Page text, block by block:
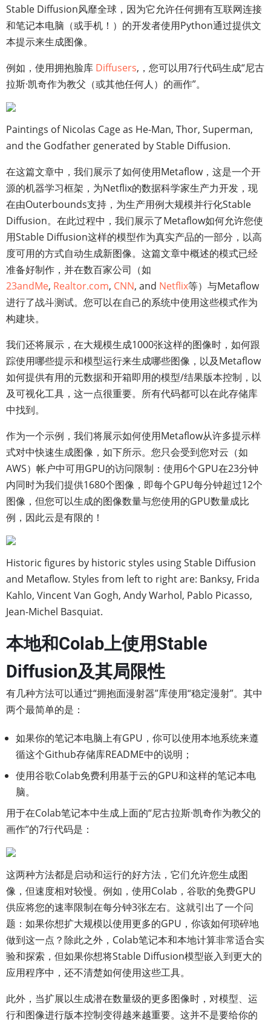
Stable Diffusion风靡全球，因为它允许任何拥有互联网连接
和笔记本电脑（或手机！）的开发者使用Python通过提供文
本提示来生成图像。
例如，使用拥抱脸库 Diffusers,，您可以用7行代码生成“尼古
拉斯·凯奇作为教父（或其他任何人）的画作”。
Paintings of Nicolas Cage as He-Man, Thor, Superman,
and the Godfather generated by Stable Diffusion.
在这篇文章中，我们展示了如何使用Metaflow，这是一个开
源的机器学习框架，为Netflix的数据科学家生产力开发，现
在由Outerbounds支持，为生产用例大规模并行化Stable
Diffusion。在此过程中，我们展示了Metaflow如何允许您使
用Stable Diffusion这样的模型作为真实产品的一部分，以高
度可用的方式自动生成新图像。这篇文章中概述的模式已经
准备好制作，并在数百家公司（如
23andMe, Realtor.com, CNN, and Netflix等）与Metaflow
进行了战斗测试。您可以在自己的系统中使用这些模式作为
构建块。
我们还将展示，在大规模生成1000张这样的图像时，如何跟
踪使用哪些提示和模型运行来生成哪些图像，以及Metaflow
如何提供有用的元数据和开箱即用的模型/结果版本控制，以
及可视化工具，这一点很重要。所有代码都可以在此存储库
中找到。
作为一个示例，我们将展示如何使用Metaflow从许多提示样
式对中快速生成图像，如下所示。您只会受到您对云（如
AWS）帐户中可用GPU的访问限制：使用6个GPU在23分钟
内同时为我们提供1680个图像，即每个GPU每分钟超过12个
图像，但您可以生成的图像数量与您使用的GPU数量成比
例，因此云是有限的！
Historic figures by historic styles using Stable Diffusion
and Metaflow. Styles from left to right are: Banksy, Frida
Kahlo, Vincent Van Gogh, Andy Warhol, Pablo Picasso,
Jean-Michel Basquiat.
本地和Colab上使用Stable
Diffusion及其局限性
有几种方法可以通过“拥抱面漫射器”库使用“稳定漫射”。其中
两个最简单的是：
如果你的笔记本电脑上有GPU，你可以使用本地系统来遵
循这个Github存储库README中的说明；
使用谷歌Colab免费利用基于云的GPU和这样的笔记本电
脑。
用于在Colab笔记本中生成上面的“尼古拉斯·凯奇作为教父的
画作”的7行代码是：
这两种方法都是启动和运行的好方法，它们允许您生成图
像，但速度相对较慢。例如，使用Colab，谷歌的免费GPU
供应将您的速率限制在每分钟3张左右。这就引出了一个问
题：如果你想扩大规模以使用更多的GPU，你该如何琐碎地
做到这一点？除此之外，Colab笔记本和本地计算非常适合实
验和探索，但如果你想将Stable Diffusion模型嵌入到更大的
应用程序中，还不清楚如何使用这些工具。
此外，当扩展以生成潜在数量级的更多图像时，对模型、运
行和图像进行版本控制变得越来越重要。这并不是要给你的